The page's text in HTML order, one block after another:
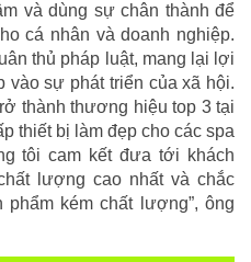
và dùng sự chân thành để
cá nhân và doanh nghiệp.
thủ pháp luật, mang lại lợi
vào sự phát triển của xã hội.
thành thương hiệu top 3 tại
thiết bị làm đẹp cho các spa
tôi cam kết đưa tới khách
lượng cao nhất và chắc
kém chất lượng”, ông